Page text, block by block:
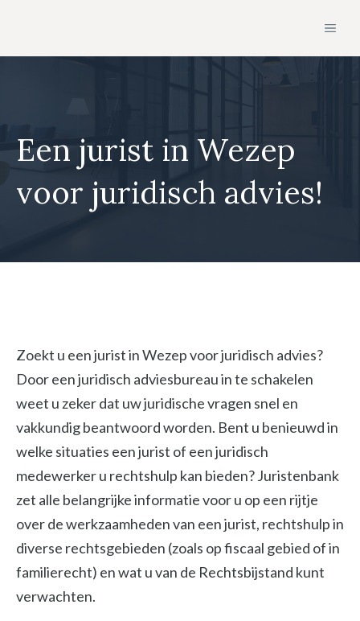
de
Een jurist in Wezep
voor juridisch advies!
Zoekt u een jurist in Wezep voor juridisch advies?
Door een juridisch adviesbureau in te schakelen
weet u zeker dat uw juridische vragen snel en
vakkundig beantwoord worden. Bent u benieuwd in
welke situaties een jurist of een juridisch
medewerker u rechtshulp kan bieden? Juristenbank
zet alle belangrijke informatie voor u op een rijtje
over de werkzaamheden van een jurist, rechtshulp in
diverse rechtsgebieden (zoals op fiscaal gebied of in
familierecht) en wat u van de Rechtsbijstand kunt
verwachten.